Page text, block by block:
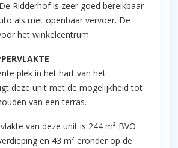
Ridderhof is zeer goed bereikbaar
als met openbaar vervoer. De
het winkelcentrum.
plek in het hart van het
deze unit met de mogelijkheid tot
van een terras.
van deze unit is 244 m² BVO
en 43 m² eronder op de